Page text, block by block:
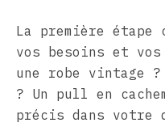
La première étape
vos besoins et
une robe vintage
? Un pull en
précis dans